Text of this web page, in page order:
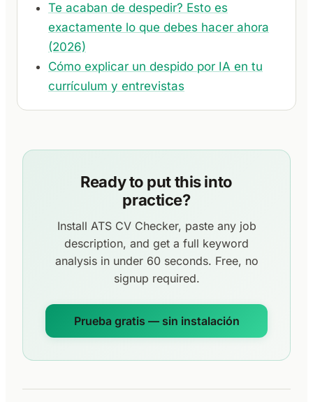
Te acaban de despedir? Esto es
exactamente lo que debes hacer ahora
(2026)
Cómo explicar un despido por IA en tu
currículum y entrevistas
Ready to put this into
practice?
Install ATS CV Checker, paste any job
description, and get a full keyword
analysis in under 60 seconds. Free, no
signup required.
Prueba gratis — sin instalación